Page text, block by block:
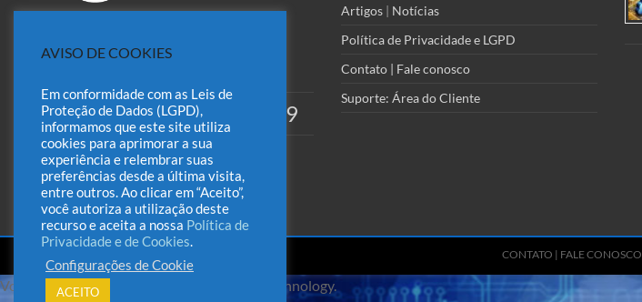
ESCREVA-NOS:(Acesse o Formulário
WHATSAPP:(51) 98418-9129
Artigos | Notícias
Política de Privacidade e LGPD
Contato | Fale conosco
Suporte: Área do Cliente
CONTATO | FALE CONOSCO
AVISO DE COOKIES
Em conformidade com as Leis de
Proteção de Dados (LGPD),
informamos que este site utiliza
cookies para aprimorar a sua
experiência e relembrar suas
preferências desde a última visita,
entre outros. Ao clicar em “Aceito”,
você autoriza a utilização deste
recurso e aceita a nossa Política de
Privacidade e de Cookies.
Configurações de Cookie
ACEITO
Você está no chat do Sistema Odin / Vikso Technology.